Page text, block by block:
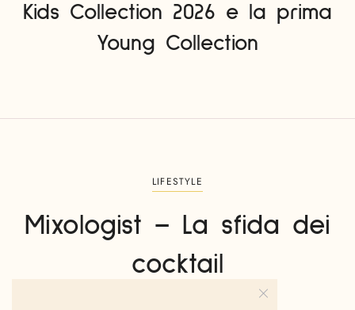
Kids Collection 2026 e la prima
Young Collection
LIFESTYLE
Mixologist – La sfida dei
cocktail